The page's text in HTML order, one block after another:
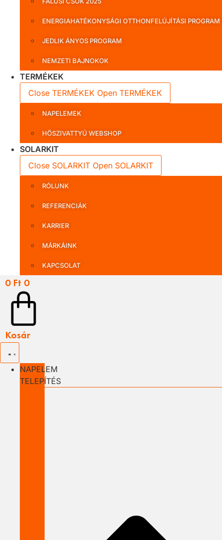
ENERGIAHATÉKONYSÁGI OTTHONFELÚJÍTÁSI PROGRAM
JEDLIK ÁNYOS PROGRAM
NEMZETI BAJNOKOK
TERMÉKEK
Close TERMÉKEK Open TERMÉKEK
NAPELEMEK
HŐSZIVATTYÚ WEBSHOP
SOLARKIT
Close SOLARKIT Open SOLARKIT
RÓLUNK
REFERENCIÁK
KARRIER
MÁRKÁINK
KAPCSOLAT
0 Ft 0
Kosár
NAPELEM
TELEPÍTÉS